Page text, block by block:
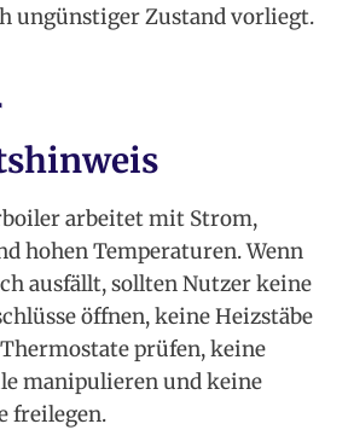
ungünstiger Zustand vorliegt.
arbeitet mit Strom,
hohen Temperaturen. Wenn
ausfällt, sollten Nutzer keine
öffnen, keine Heizstäbe
prüfen, keine
manipulieren und keine
freilegen.